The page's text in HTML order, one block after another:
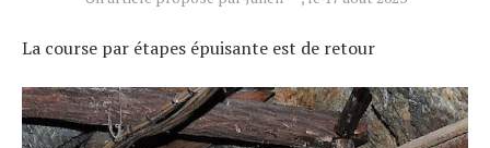
La course par étapes épuisante est de retour